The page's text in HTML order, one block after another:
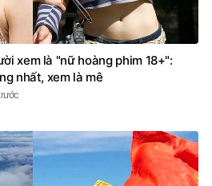
xem là "nữ hoàng phim 18+":
nhất, xem là mê